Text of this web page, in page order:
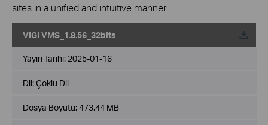
sites in a unified and intuitive manner.
VIGI VMS_1.8.56_32bits
Yayın Tarihi: 2025-01-16
Dil:Çoklu Dil
Dosya Boyutu:473.44 MB